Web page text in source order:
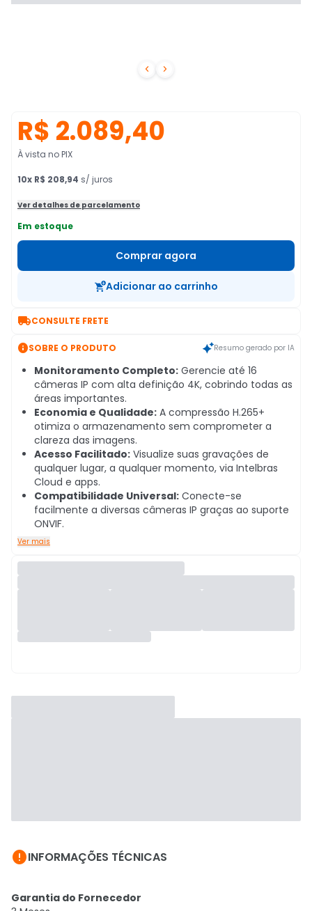
 
R$ 2.089,40
À vista no PIX
10x R$ 208,94 s/ juros
Ver detalhes de parcelamento
Em estoque
Comprar agora
Adicionar ao carrinho
CONSULTE FRETE
SOBRE O PRODUTO Resumo gerado por IA
Monitoramento Completo: Gerencie até 16
câmeras IP com alta definição 4K, cobrindo todas as
áreas importantes.
Economia e Qualidade: A compressão H.265+
otimiza o armazenamento sem comprometer a
clareza das imagens.
Acesso Facilitado: Visualize suas gravações de
qualquer lugar, a qualquer momento, via Intelbras
Cloud e apps.
Compatibilidade Universal: Conecte-se
facilmente a diversas câmeras IP graças ao suporte
ONVIF.
Ver mais
INFORMAÇÕES TÉCNICAS
Garantia do Fornecedor